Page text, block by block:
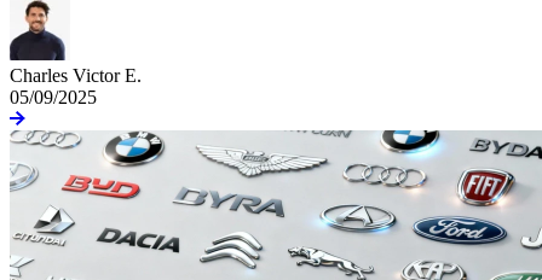
Charles Victor E.
05/09/2025